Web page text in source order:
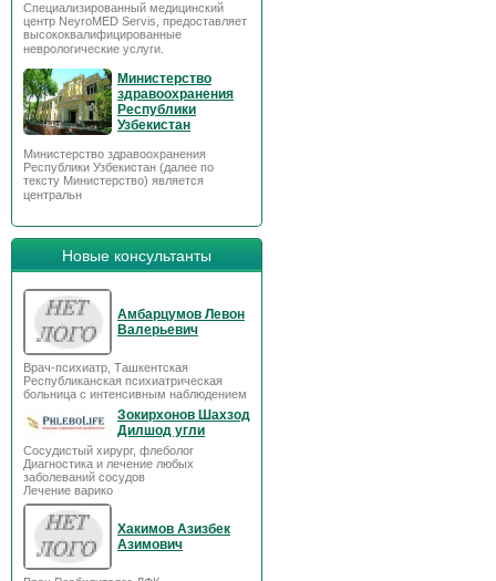
Специализированный медицинский
центр NeyroMED Servis, предоставляет
высококвалифицированные
неврологические услуги.
Министерство
здравоохранения
Республики
Узбекистан
Министерство здравоохранения
Республики Узбекистан (далее по
тексту Министерство) является
центральн
Новые консультанты
Амбарцумов Левон
Валерьевич
Врач-психиатр, Ташкентская
Республиканская психиатрическая
больница с интенсивным наблюдением
Зокирхонов Шахзод
Дилшод угли
Сосудистый хирург, флеболог
Диагностика и лечение любых
заболеваний сосудов
Лечение варико
Хакимов Азизбек
Азимович